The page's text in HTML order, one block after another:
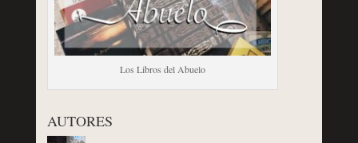
Los Libros del Abuelo
AUTORES